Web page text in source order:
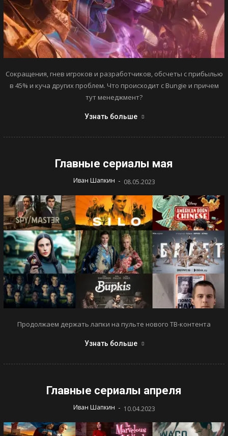
Сокращения, гнев игроков и разработчиков, обсчеты с прибылью
в 45% и куча других проблем. Что происходит с Bungie и причем
тут менеджмент?
Узнать больше
Главные сериалы мая
Иван Шапкин - 08.05.2023
Продолжаем держать лапки на пульте нового ТВ-контента
Узнать больше
Главные сериалы апреля
Иван Шапкин - 10.04.2023